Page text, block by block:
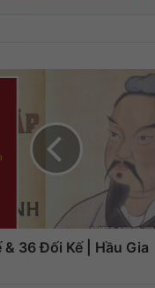
& 36 Đối Kế | Hầu Gia